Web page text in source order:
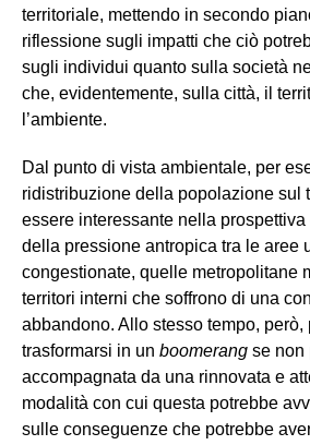
territoriale, mettendo in secondo
riflessione sugli impatti che ciò
sugli individui quanto sulla società
che, evidentemente, sulla città, il
l’ambiente.
Dal punto di vista ambientale, per
ridistribuzione della popolazione sul
essere interessante nella
della pressione antropica tra le aree
congestionate, quelle metropolitane
territori interni che soffrono di una
abbandono. Allo stesso tempo, però,
trasformarsi in un boomerang se non
accompagnata da una rinnovata e
modalità con cui questa potrebbe
sulle conseguenze che potrebbe